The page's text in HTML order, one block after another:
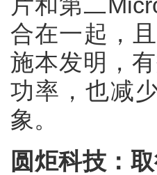
合在一起，
施本发明，
功率，也减
象。
圆炬科技：